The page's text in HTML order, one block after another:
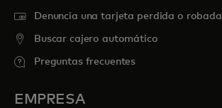
Denuncia una tarjeta perdida o robada
Buscar cajero automático
Preguntas frecuentes
EMPRESA